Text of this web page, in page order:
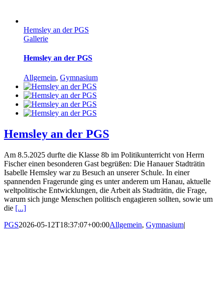
Hemsley an der PGS
Gallerie
Hemsley an der PGS
Allgemein, Gymnasium
Hemsley an der PGS
Am 8.5.2025 durfte die Klasse 8b im Politikunterricht von Herrn
Fischer einen besonderen Gast begrüßen: Die Hanauer Stadträtin
Isabelle Hemsley war zu Besuch an unserer Schule. In einer
spannenden Fragerunde ging es unter anderem um Hanau, aktuelle
weltpolitische Entwicklungen, die Arbeit als Stadträtin, die Frage,
warum sich junge Menschen politisch engagieren sollten, sowie um
die [...]
PGS2026-05-12T18:37:07+00:00Allgemein, Gymnasium|